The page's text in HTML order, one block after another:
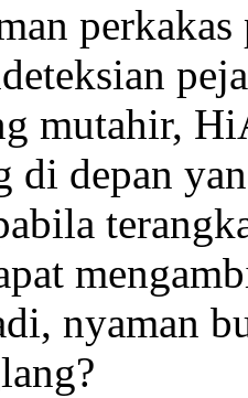
mutahir,
di depan
nyaman